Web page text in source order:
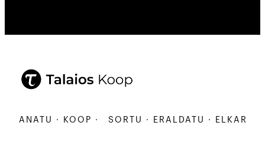
· KOOP · SORTU · ERALDATU ·